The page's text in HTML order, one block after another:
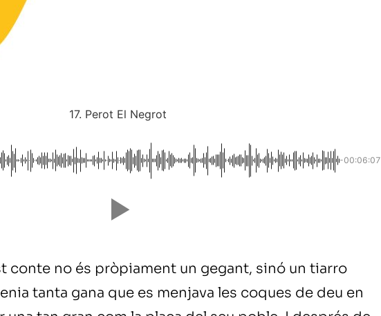
17. Perot El Negrot
-00:06:07
conte no és pròpiament un gegant, sinó un tiarro
tanta gana que es menjava les coques de deu en